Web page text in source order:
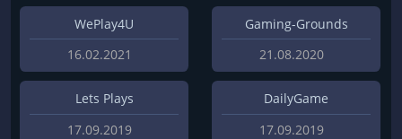
WePlay4U
16.02.2021
Gaming-Grounds
21.08.2020
Lets Plays
17.09.2019
DailyGame
17.09.2019